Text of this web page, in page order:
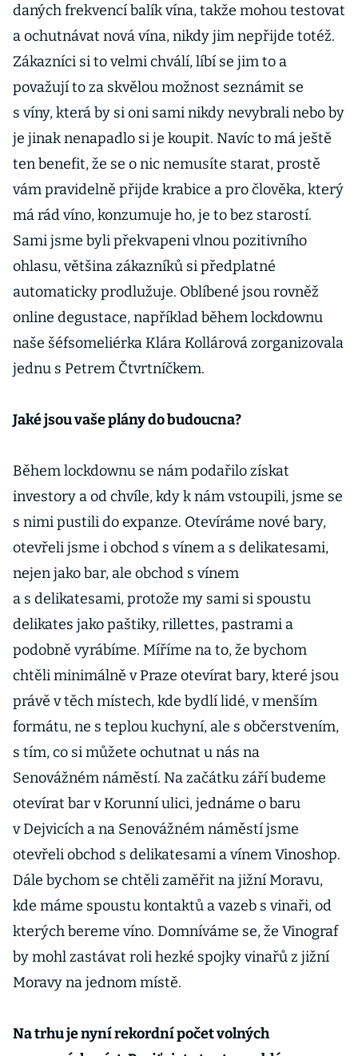
daných frekvencí balík vína, takže mohou testovat
a ochutnávat nová vína, nikdy jim nepřijde totéž.
Zákazníci si to velmi chválí, líbí se jim to a
považují to za skvělou možnost seznámit se
s víny, která by si oni sami nikdy nevybrali nebo by
je jinak nenapadlo si je koupit. Navíc to má ještě
ten benefit, že se o nic nemusíte starat, prostě
vám pravidelně přijde krabice a pro člověka, který
má rád víno, konzumuje ho, je to bez starostí.
Sami jsme byli překvapeni vlnou pozitivního
ohlasu, většina zákazníků si předplatné
automaticky prodlužuje. Oblíbené jsou rovněž
online degustace, například během lockdownu
naše šéfsomeliérka Klára Kollárová zorganizovala
jednu s Petrem Čtvrtníčkem.
Jaké jsou vaše plány do budoucna?
Během lockdownu se nám podařilo získat
investory a od chvíle, kdy k nám vstoupili, jsme se
s nimi pustili do expanze. Otevíráme nové bary,
otevřeli jsme i obchod s vínem a s delikatesami,
nejen jako bar, ale obchod s vínem
a s delikatesami, protože my sami si spoustu
delikates jako paštiky, rillettes, pastrami a
podobně vyrábíme. Míříme na to, že bychom
chtěli minimálně v Praze otevírat bary, které jsou
právě v těch místech, kde bydlí lidé, v menším
formátu, ne s teplou kuchyní, ale s občerstvením,
s tím, co si můžete ochutnat u nás na
Senovážném náměstí. Na začátku září budeme
otevírat bar v Korunní ulici, jednáme o baru
v Dejvicích a na Senovážném náměstí jsme
otevřeli obchod s delikatesami a vínem Vinoshop.
Dále bychom se chtěli zaměřit na jižní Moravu,
kde máme spoustu kontaktů a vazeb s vinaři, od
kterých bereme víno. Domníváme se, že Vinograf
by mohl zastávat roli hezké spojky vinařů z jižní
Moravy na jednom místě.
Na trhu je nyní rekordní počet volných